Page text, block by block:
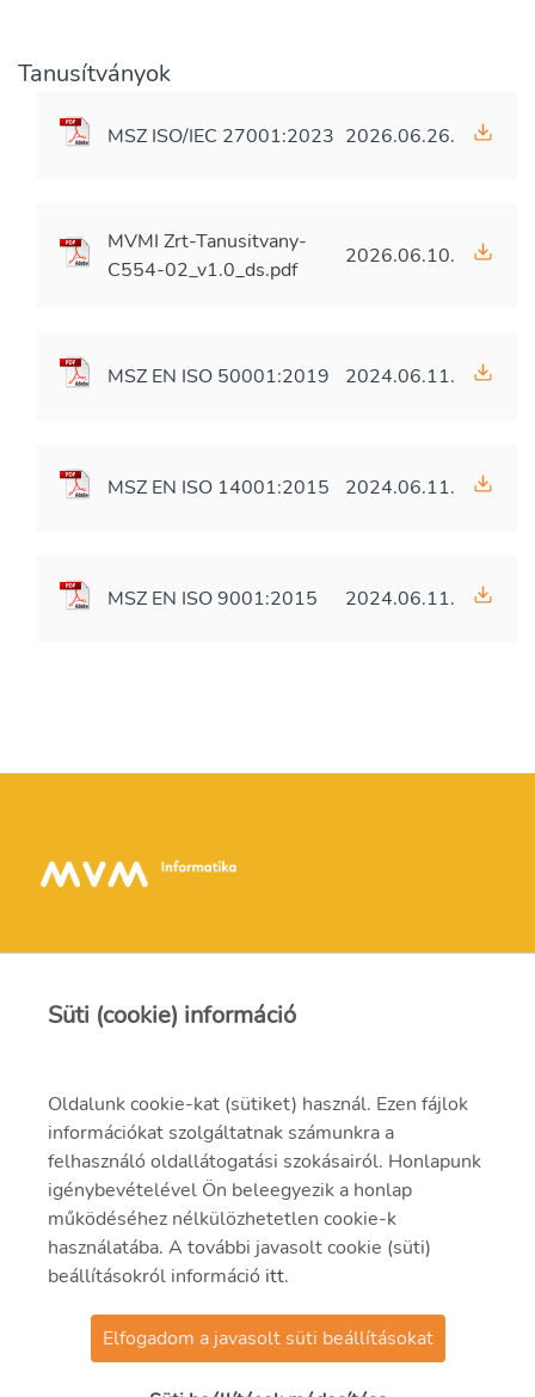
Tanusítványok
MSZ ISO/IEC 27001:2023 2026.06.26.
MVMI Zrt-Tanusitvany-
C554-02_v1.0_ds.pdf
2026.06.10.
MSZ EN ISO 50001:2019 2024.06.11.
MSZ EN ISO 14001:2015 2024.06.11.
MSZ EN ISO 9001:2015 2024.06.11.
Kapcsolat
info@mvmi.hu
06 75 999 000
Süti (cookie) információ
Oldalunk cookie-kat (sütiket) használ. Ezen fájlok
információkat szolgáltatnak számunkra a
felhasználó oldallátogatási szokásairól. Honlapunk
igénybevételével Ön beleegyezik a honlap
működéséhez nélkülözhetetlen cookie-k
használatába. A további javasolt cookie (süti)
beállításokról információ itt.
Elfogadom a javasolt süti beállításokat